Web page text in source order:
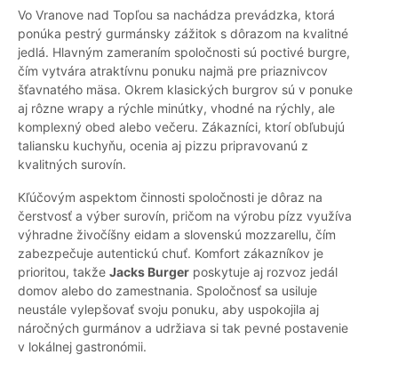
Vo Vranove nad Topľou sa nachádza prevádzka, ktorá
ponúka pestrý gurmánsky zážitok s dôrazom na kvalitné
jedlá. Hlavným zameraním spoločnosti sú poctivé burgre,
čím vytvára atraktívnu ponuku najmä pre priaznivcov
šťavnatého mäsa. Okrem klasických burgrov sú v ponuke
aj rôzne wrapy a rýchle minútky, vhodné na rýchly, ale
komplexný obed alebo večeru. Zákazníci, ktorí obľubujú
taliansku kuchyňu, ocenia aj pizzu pripravovanú z
kvalitných surovín.
Kľúčovým aspektom činnosti spoločnosti je dôraz na
čerstvosť a výber surovín, pričom na výrobu pízz využíva
výhradne živočíšny eidam a slovenskú mozzarellu, čím
zabezpečuje autentickú chuť. Komfort zákazníkov je
prioritou, takže Jacks Burger poskytuje aj rozvoz jedál
domov alebo do zamestnania. Spoločnosť sa usiluje
neustále vylepšovať svoju ponuku, aby uspokojila aj
náročných gurmánov a udržiava si tak pevné postavenie
v lokálnej gastronómii.